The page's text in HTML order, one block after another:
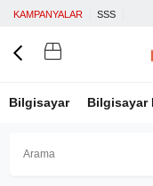
KAMPANYALAR SSS
Bilgisayar Bilgisayar